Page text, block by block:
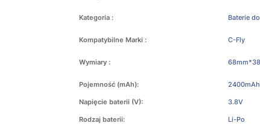
Kategoria : Baterie
Kompatybilne Marki : C-Fly
Wymiary :
Pojemność (mAh): 2400mAh
Napięcie baterii (V): 3.8V
Rodzaj baterii: Li-Po